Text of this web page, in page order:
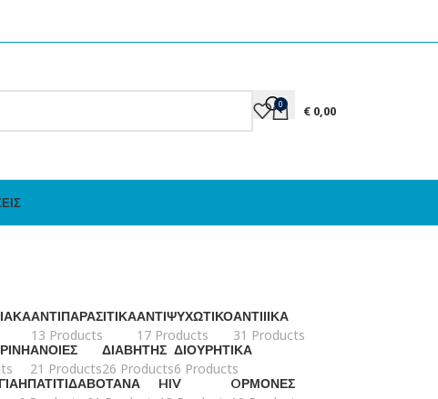
0 € 0,00
ΑΝΤΙΠΑΡΑΣΙΤΙΚΆ
13 Products
ΑΝΤΙΨΥΧΩΤΙΚΌ
17 Products
ΑΝΤΙΙΙΚΆ
31 Products
ΆΝΟΙΕΣ
21 Products
ΔΙΑΒΉΤΗΣ
26 Products
ΔΙΟΥΡΗΤΙΚΆ
6 Products
ΗΠΑΤΊΤΙΔΑΒΌΤΑΝΑ HIV OΡΜΌΝΕΣ